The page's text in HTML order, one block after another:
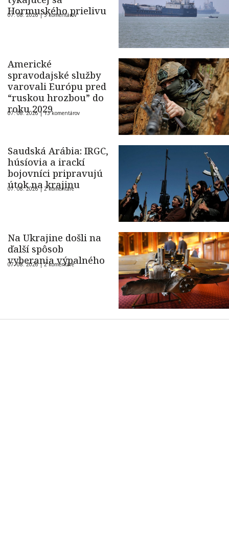
Hormuského prielivu
07. 08. 2026 |5 komentárov
Americké
spravodajské služby
varovali Európu pred
“ruskou hrozbou” do
roku 2029
07. 08. 2026 |13 komentárov
Saudská Arábia: IRGC,
húsíovia a irackí
bojovníci pripravujú
útok na krajinu
07. 08. 2026 |2 komentáre
Na Ukrajine došli na
ďalší spôsob
vyberania výpalného
07. 08. 2026 |2 komentáre